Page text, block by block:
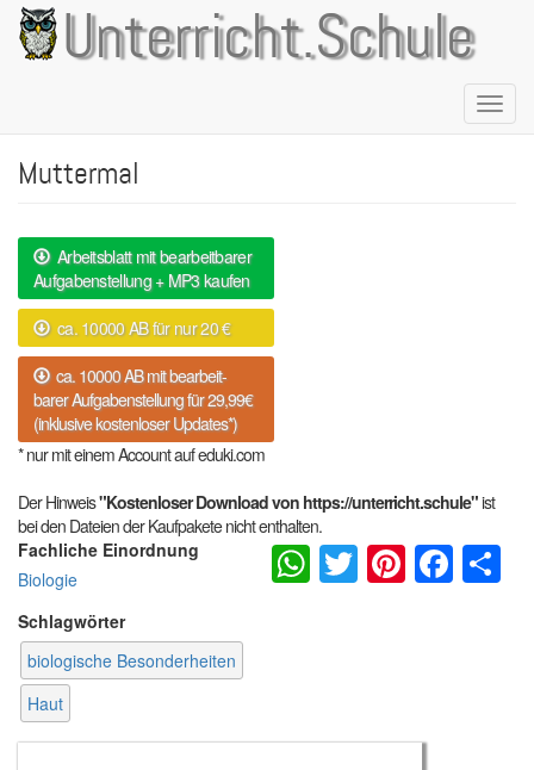
Direkt
zum
Inhalt
Unterricht.Schule
Muttermal
Arbeitsblatt mit bearbeitbarer
Aufgabenstellung + MP3 kaufen
ca. 10000 AB für nur 20 €
ca. 10000 AB mit bearbeit-
barer Aufgabenstellung für 29,99€
(inklusive kostenloser Updates*)
* nur mit einem Account auf eduki.com
Der Hinweis"Kostenloser Download von https://unterricht.schule"ist
bei den Dateien der Kaufpakete nicht enthalten.
Fachliche Einordnung
Biologie
Schlagwörter
biologische Besonderheiten
Haut
WhatsApp
Twitter